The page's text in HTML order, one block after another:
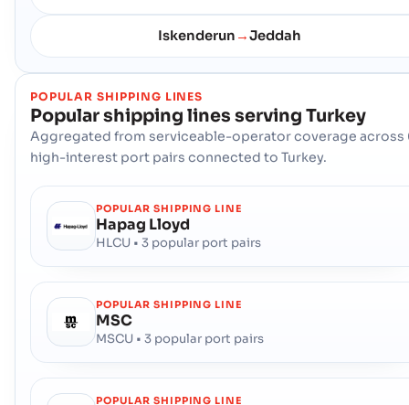
Iskenderun →Jeddah
POPULAR SHIPPING LINES
Popular shipping lines serving Turkey
Aggregated from serviceable-operator coverage across
high-interest port pairs connected to Turkey.
POPULAR SHIPPING LINE
Hapag Lloyd
HLCU • 3 popular port pairs
POPULAR SHIPPING LINE
MSC
MSCU • 3 popular port pairs
POPULAR SHIPPING LINE